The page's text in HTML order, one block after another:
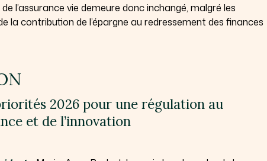
l’assurance vie demeure donc inchangé, malgré les
la contribution de l’épargne au redressement des finances
2026 pour une régulation au
et de l’innovation